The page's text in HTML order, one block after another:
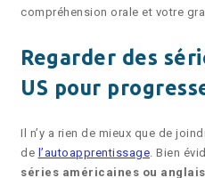
compréhension orale et votre
Regarder des
US pour
Il n’y a rien de mieux que de
de l’autoapprentissage . Bien
séries américaines ou